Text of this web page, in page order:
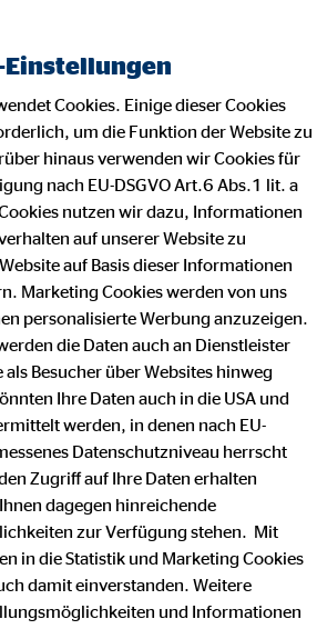
Einstellungen
Cookies. Einige dieser Cookies
um die Funktion der Website zu
hinaus verwenden wir Cookies für
nach EU-DSGVO Art.6 Abs.1 lit. a
nutzen wir dazu, Informationen
auf unserer Website zu
auf Basis dieser Informationen
Marketing Cookies werden von uns
personalisierte Werbung anzuzeigen.
die Daten auch an Dienstleister
Besucher über Websites hinweg
Ihre Daten auch in die USA und
werden, in denen nach EU-
Datenschutzniveau herrscht
Zugriff auf Ihre Daten erhalten
dagegen hinreichende
zur Verfügung stehen. Mit
in die Statistik und Marketing Cookies
damit einverstanden. Weitere
und Informationen